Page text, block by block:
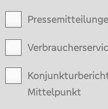
Mittelpunkt